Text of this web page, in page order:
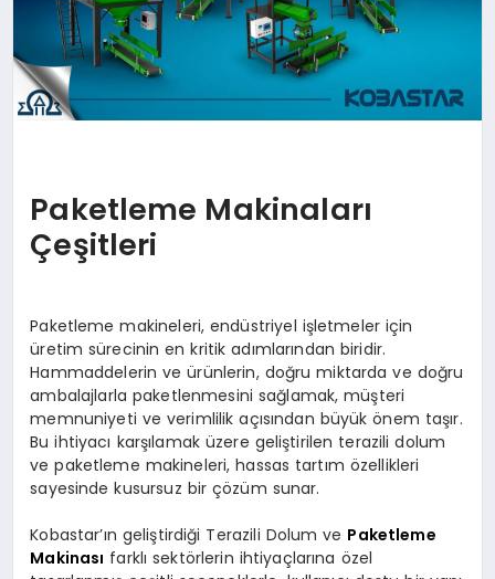
MAGAZİN
EĞİTİM
Paketleme Makinaları
Çeşitleri
Paketleme makineleri, endüstriyel işletmeler için
üretim sürecinin en kritik adımlarından biridir.
Hammaddelerin ve ürünlerin, doğru miktarda ve doğru
ambalajlarla paketlenmesini sağlamak, müşteri
memnuniyeti ve verimlilik açısından büyük önem taşır.
Bu ihtiyacı karşılamak üzere geliştirilen terazili dolum
ve paketleme makineleri, hassas tartım özellikleri
sayesinde kusursuz bir çözüm sunar.
Kobastar’ın geliştirdiği Terazili Dolum ve Paketleme
Makinası farklı sektörlerin ihtiyaçlarına özel